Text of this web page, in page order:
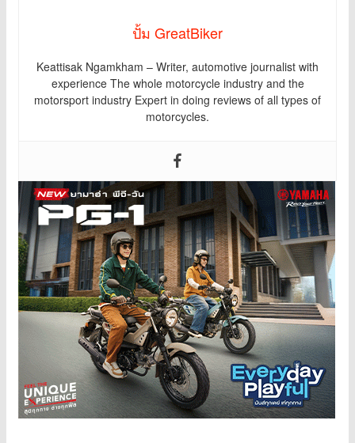
ปั้ม GreatBiker
Keattisak Ngamkham – Writer, automotive journalist with
experience The whole motorcycle industry and the
motorsport industry Expert in doing reviews of all types of
motorcycles.